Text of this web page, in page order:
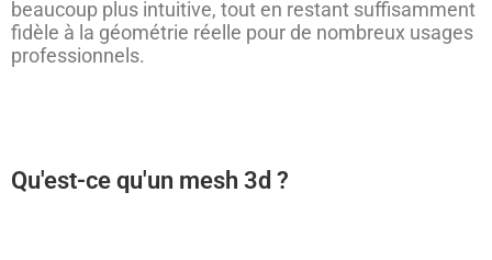
beaucoup plus intuitive, tout en restant suffisamment
fidèle à la géométrie réelle pour de nombreux usages
professionnels.
Qu'est-ce qu'un mesh 3d ?